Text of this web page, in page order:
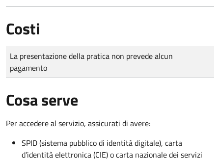
Costi
Tipo di pagamento
Importo
La presentazione della pratica non prevede alcun
pagamento
Cosa serve
Per accedere al servizio, assicurati di avere:
SPID (sistema pubblico di identità digitale), carta
d’identità elettronica (CIE) o carta nazionale dei servizi